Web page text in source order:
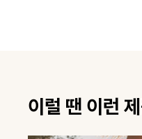
이럴 땐 이런